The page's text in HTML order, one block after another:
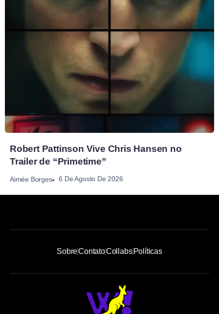
Robert Pattinson Vive Chris Hansen no
Trailer de “Primetime”
Aimée Borges 6 De Agosto De 2026
SobreContatoCollabsPolíticas